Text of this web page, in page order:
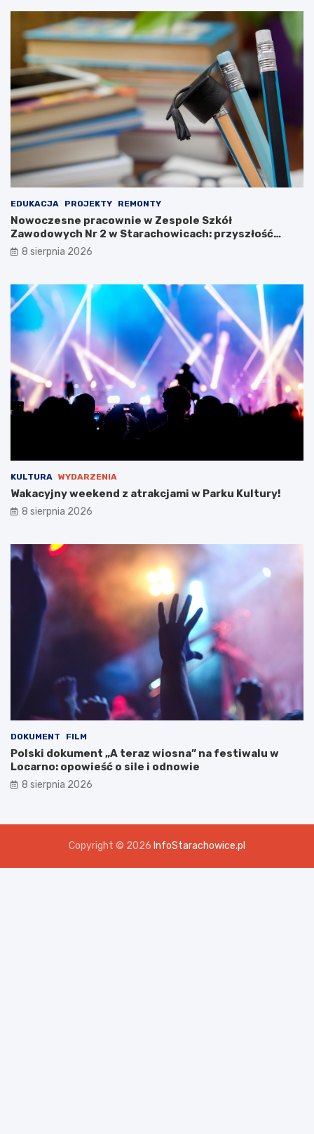
w
k
u
K
u
l
t
u
y
!
z
s
ł
u
o
b
r
o
n
e
g
o
n
a
w
t
a
w
i
!
EDUKACJA PROJEKTY REMONTY
Nowoczesne pracownie w Zespole Szkół
Zawodowych Nr 2 w Starachowicach: przyszłość
kształcenia zawodowego
8 sierpnia 2026
KULTURA WYDARZENIA
Wakacyjny weekend z atrakcjami w Parku Kultury!
8 sierpnia 2026
DOKUMENT FILM
Polski dokument „A teraz wiosna” na festiwalu w
Locarno: opowieść o sile i odnowie
8 sierpnia 2026
Copyright © 2026 InfoStarachowice.pl